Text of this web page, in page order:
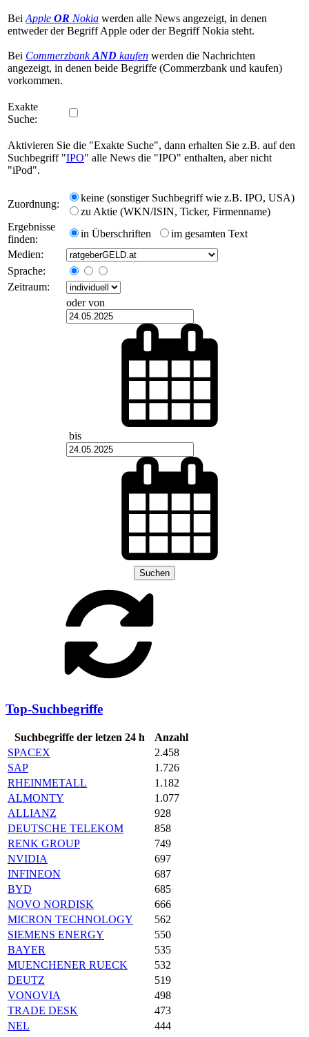
Bei Apple OR Nokia werden alle News angezeigt, in denen
entweder der Begriff Apple oder der Begriff Nokia steht.
Bei CommerzbankAND kaufen werden die Nachrichten
angezeigt, in denen beide Begriffe (Commerzbank und kaufen)
vorkommen.
Exakte
Suche:
Aktivieren Sie die "Exakte Suche", dann erhalten Sie z.B. auf den
Suchbegriff "IPO" alle News die "IPO" enthalten, aber nicht
"iPod".
Zuordnung:
keine (sonstiger Suchbegriff wie z.B. IPO, USA)
zu Aktie (WKN/ISIN, Ticker, Firmenname)
Ergebnisse
finden:
in Überschriften
im gesamten Text
Medien:
Sprache:
Zeitraum:
oder von
bis
Suchen
Top-Suchbegriffe
Suchbegriffe der letzen 24 h
Anzahl
SPACEX
2.458
SAP
1.726
RHEINMETALL
1.182
ALMONTY
1.077
ALLIANZ
928
DEUTSCHE TELEKOM
858
RENK GROUP
749
NVIDIA
697
INFINEON
687
BYD
685
NOVO NORDISK
666
MICRON TECHNOLOGY
562
SIEMENS ENERGY
550
BAYER
535
MUENCHENER RUECK
532
DEUTZ
519
VONOVIA
498
TRADE DESK
473
NEL
444